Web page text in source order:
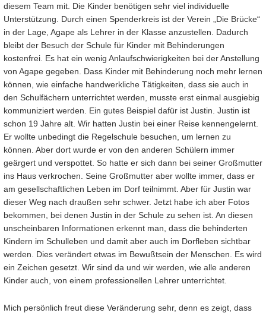
diesem Team mit. Die Kinder benötigen sehr viel individuelle
Unterstützung. Durch einen Spenderkreis ist der Verein „Die Brücke“
in der Lage, Agape als Lehrer in der Klasse anzustellen. Dadurch
bleibt der Besuch der Schule für Kinder mit Behinderungen
kostenfrei. Es hat ein wenig Anlaufschwierigkeiten bei der Anstellung
von Agape gegeben. Dass Kinder mit Behinderung noch mehr lernen
können, wie einfache handwerkliche Tätigkeiten, dass sie auch in
den Schulfächern unterrichtet werden, musste erst einmal ausgiebig
kommuniziert werden. Ein gutes Beispiel dafür ist Justin. Justin ist
schon 19 Jahre alt. Wir hatten Justin bei einer Reise kennengelernt.
Er wollte unbedingt die Regelschule besuchen, um lernen zu
können. Aber dort wurde er von den anderen Schülern immer
geärgert und verspottet. So hatte er sich dann bei seiner Großmutter
ins Haus verkrochen. Seine Großmutter aber wollte immer, dass er
am gesellschaftlichen Leben im Dorf teilnimmt. Aber für Justin war
dieser Weg nach draußen sehr schwer. Jetzt habe ich aber Fotos
bekommen, bei denen Justin in der Schule zu sehen ist. An diesen
unscheinbaren Informationen erkennt man, dass die behinderten
Kindern im Schulleben und damit aber auch im Dorfleben sichtbar
werden. Dies verändert etwas im Bewußtsein der Menschen. Es wird
ein Zeichen gesetzt. Wir sind da und wir werden, wie alle anderen
Kinder auch, von einem professionellen Lehrer unterrichtet.
Mich persönlich freut diese Veränderung sehr, denn es zeigt, dass